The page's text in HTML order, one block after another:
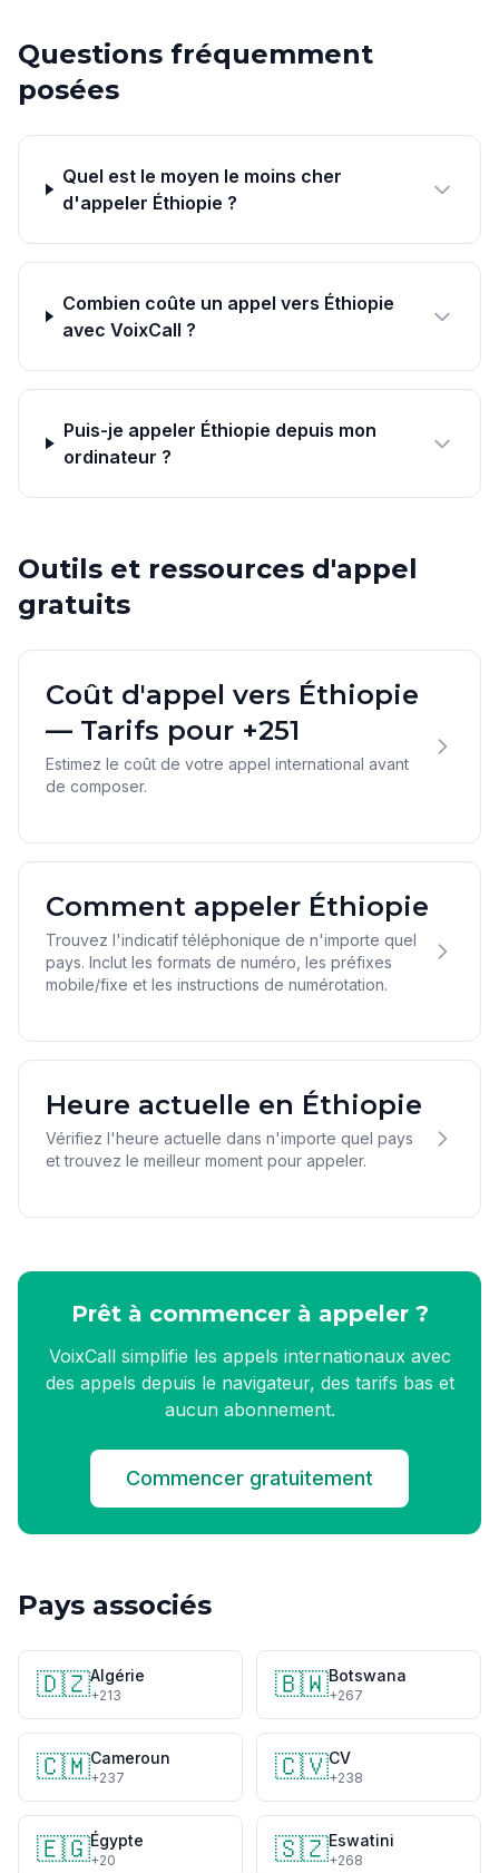
Questions fréquemment
posées
Quel est le moyen le moins cher
d'appeler Éthiopie ?
Combien coûte un appel vers Éthiopie
avec VoixCall ?
Puis-je appeler Éthiopie depuis mon
ordinateur ?
Outils et ressources d'appel
gratuits
Coût d'appel vers Éthiopie
— Tarifs pour +251
Estimez le coût de votre appel international avant
de composer.
Comment appeler Éthiopie
Trouvez l'indicatif téléphonique de n'importe quel
pays. Inclut les formats de numéro, les préfixes
mobile/fixe et les instructions de numérotation.
Heure actuelle en Éthiopie
Vérifiez l'heure actuelle dans n'importe quel pays
et trouvez le meilleur moment pour appeler.
Prêt à commencer à appeler ?
VoixCall simplifie les appels internationaux avec
des appels depuis le navigateur, des tarifs bas et
aucun abonnement.
Commencer gratuitement
Pays associés
🇩🇿Algérie
+213 🇧🇼Botswana
+267
🇨🇲Cameroun
+237 🇨🇻CV
+238
🇪🇬Égypte
+20 🇸🇿Eswatini
+268